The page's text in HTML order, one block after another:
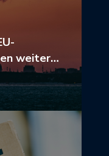
weiter…